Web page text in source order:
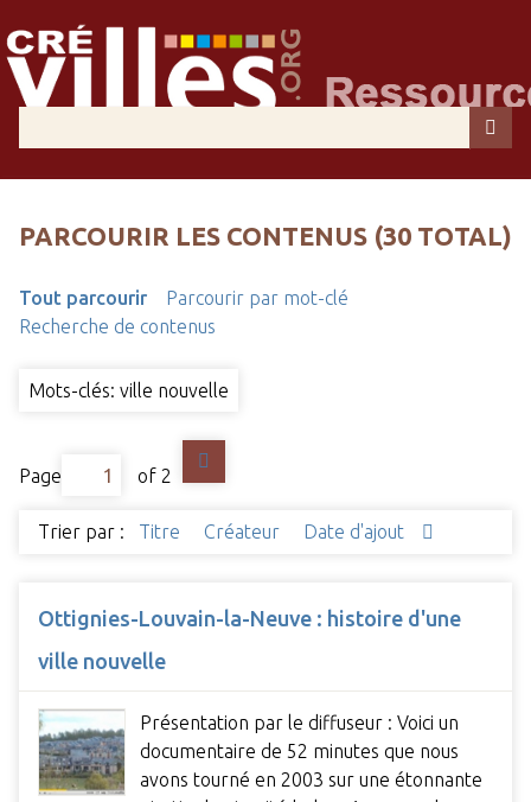
PARCOURIR LES CONTENUS (30 TOTAL)
Tout parcourir
Parcourir par mot-clé
Recherche de contenus
Mots-clés: ville nouvelle
Page of 2
Trier par : Titre Créateur Date d'ajout
Ottignies-Louvain-la-Neuve : histoire d'une
ville nouvelle
Présentation par le diffuseur : Voici un
documentaire de 52 minutes que nous
avons tourné en 2003 sur une étonnante